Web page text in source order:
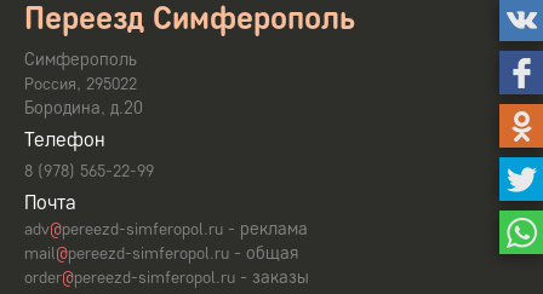
Переезд Симферополь
Симферополь
Россия, 295022
Бородина, д.20
Телефон
8 (978) 565-22-99
Почта
adv@pereezd-simferopol.ru - реклама
mail@pereezd-simferopol.ru - общая
order@pereezd-simferopol.ru - заказы